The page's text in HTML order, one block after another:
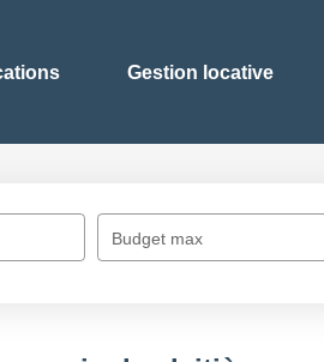
Gestion locative
Budget max